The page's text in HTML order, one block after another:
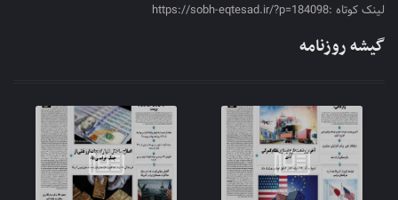
لینک کوتاه :https://sobh-eqtesad.ir/?p=184098
گیشه روزنامه